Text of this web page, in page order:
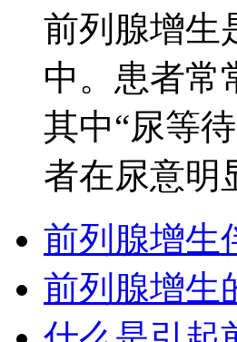
前列腺增生
中。患者常
其中“尿等
者在尿意明
前列腺增生
前列腺增生